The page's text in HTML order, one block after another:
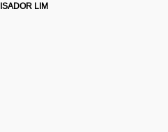
LIM